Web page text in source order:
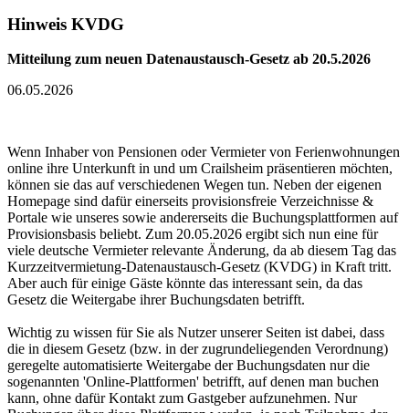
Hinweis KVDG
Mitteilung zum neuen Datenaustausch-Gesetz ab 20.5.2026
06.05.2026
Wenn Inhaber von Pensionen oder Vermieter von Ferienwohnungen
online ihre Unterkunft in und um Crailsheim präsentieren möchten,
können sie das auf verschiedenen Wegen tun. Neben der eigenen
Homepage sind dafür einerseits provisionsfreie Verzeichnisse &
Portale wie unseres sowie andererseits die Buchungsplattformen auf
Provisionsbasis beliebt. Zum 20.05.2026 ergibt sich nun eine für
viele deutsche Vermieter relevante Änderung, da ab diesem Tag das
Kurzzeitvermietung-Datenaustausch-Gesetz (KVDG) in Kraft tritt.
Aber auch für einige Gäste könnte das interessant sein, da das
Gesetz die Weitergabe ihrer Buchungsdaten betrifft.
Wichtig zu wissen für Sie als Nutzer unserer Seiten ist dabei, dass
die in diesem Gesetz (bzw. in der zugrundeliegenden Verordnung)
geregelte automatisierte Weitergabe der Buchungsdaten nur die
sogenannten 'Online-Plattformen' betrifft, auf denen man buchen
kann, ohne dafür Kontakt zum Gastgeber aufzunehmen. Nur